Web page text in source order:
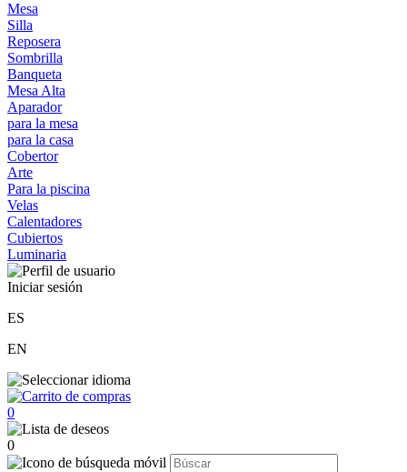
Mesa
Silla
Reposera
Sombrilla
Banqueta
Mesa Alta
Aparador
para la mesa
para la casa
Cobertor
Arte
Para la piscina
Velas
Calentadores
Cubiertos
Luminaria
Iniciar sesión
ES
EN
0
0